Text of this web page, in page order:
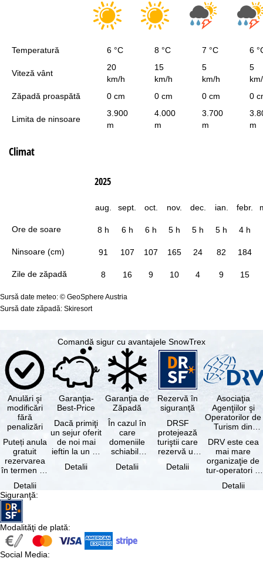
Temperatură 6 °C 8 °C 7 °C 6
Viteză vânt
20
km/h
15
km/h
5
km/h
5
Zăpadă proaspătă
0 cm 0 cm 0 cm 0
Limita de ninsoare
3.900
m
4.000
m
3.700
m
m
Climat
Ore de soare
Ninsoare (cm)
Zile de zăpadă
2025
aug. sept. oct. nov. dec. ian. febr.
8 h 6 h 6 h 5 h 5 h 5 h 4 h
91 107 107 165 24 82 184
8 16 9 10 4 9 15
Sursă date meteo: © GeoSphere Austria
Sursă date zăpadă: Skiresort
Comandă sigur cu avantajele SnowTrex
Anulări şi
modificări
fără
penalizări
Puteți anula
gratuit
rezervarea
în termen de
data
rezervării, …
Detalii
Garanţia-
Best-Price
Dacă primiţi
un sejur oferit
de noi mai
ieftin la un alt
cu aceleaşi …
Detalii
Garanţia de
Zăpadă
În cazul în
care
domeniile
schiabile
skipass-ul
Detalii
Rezervă în
siguranţă
DRSF
protejează
turiştii care
rezervă un
sau servicii
Detalii
Asociaţia
Agenţiilor şi
Operatorilor de
Turism din
DRV este cea
mai mare
organizaţie de
tur-operatori şi
turism din
Detalii
Siguranţă:
Modalităţi de plată:
Social Media: